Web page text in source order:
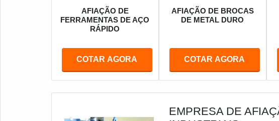
AFIAÇÃO DE
FERRAMENTAS DE AÇO
RÁPIDO
COTAR AGORA
AFIAÇÃO DE BROCAS
DE METAL DURO
COTAR AGORA
EMPRESA DE